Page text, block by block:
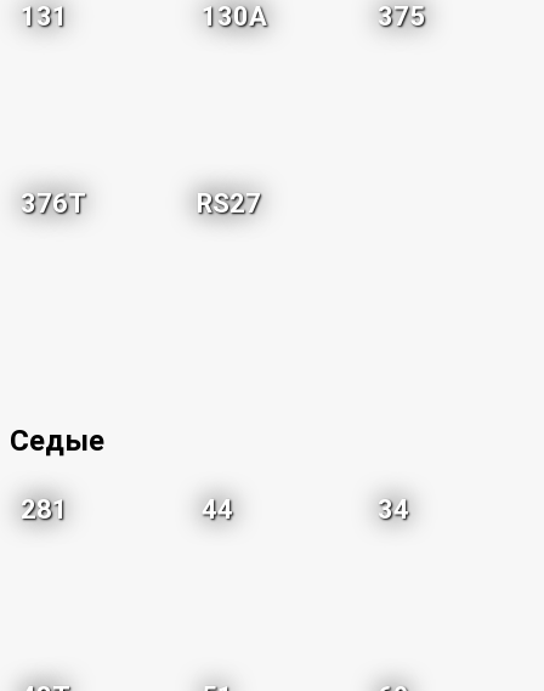
131 130A 375
376T RS27
Седые
281 44 34